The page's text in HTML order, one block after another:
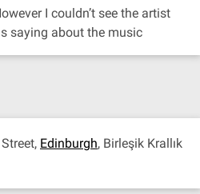
I couldn’t see the artist
saying about the music
Edinburgh, Birleşik Krallık